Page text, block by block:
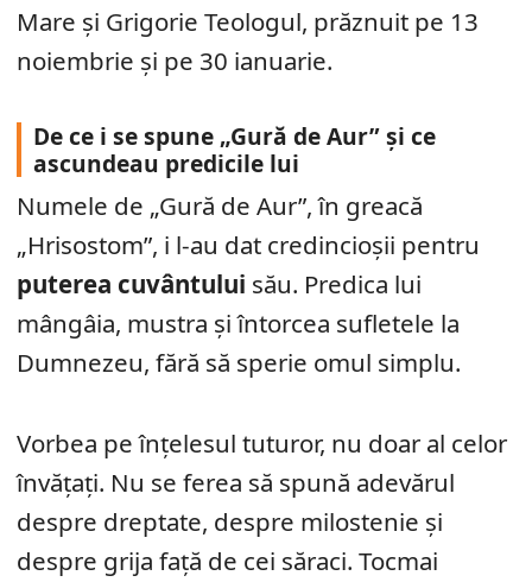
Mare și Grigorie Teologul, prăznuit pe 13
noiembrie și pe 30 ianuarie.
De ce i se spune „Gură de Aur” și ce
ascundeau predicile lui
Numele de „Gură de Aur”, în greacă
„Hrisostom”, i l-au dat credincioșii pentru
puterea cuvântului său. Predica lui
mângâia, mustra și întorcea sufletele la
Dumnezeu, fără să sperie omul simplu.
Vorbea pe înțelesul tuturor, nu doar al celor
învățați. Nu se ferea să spună adevărul
despre dreptate, despre milostenie și
despre grija față de cei săraci. Tocmai